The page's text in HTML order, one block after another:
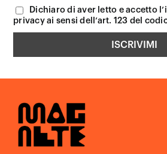
Dichiaro di aver letto e accetto
privacy ai sensi dell’art. 123 del